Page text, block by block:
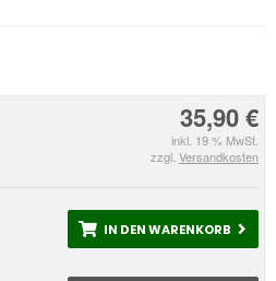
35,90 €
inkl. 19 % MwSt.
zzgl. Versandkosten
IN DEN WARENKORB